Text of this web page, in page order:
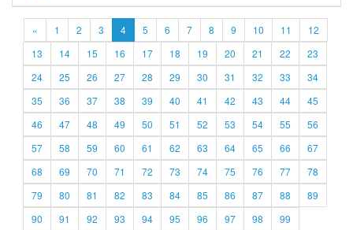
« 1 2 3 4 5 6 7 8 9 10 11
12
13
14 15 16 17 18 19 20 21 22
23
24
25 26 27 28 29 30 31 32 33
34
35
36 37 38 39 40 41 42 43 44
45
46
47 48 49 50 51 52 53 54 55
56
57
58 59 60 61 62 63 64 65 66
67
68
69 70 71 72 73 74 75 76 77
78
79
80 81 82 83 84 85 86 87 88
89
90
91 92 93 94 95 96 97 98
99